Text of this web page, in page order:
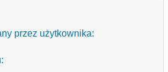
przez użytkownika: